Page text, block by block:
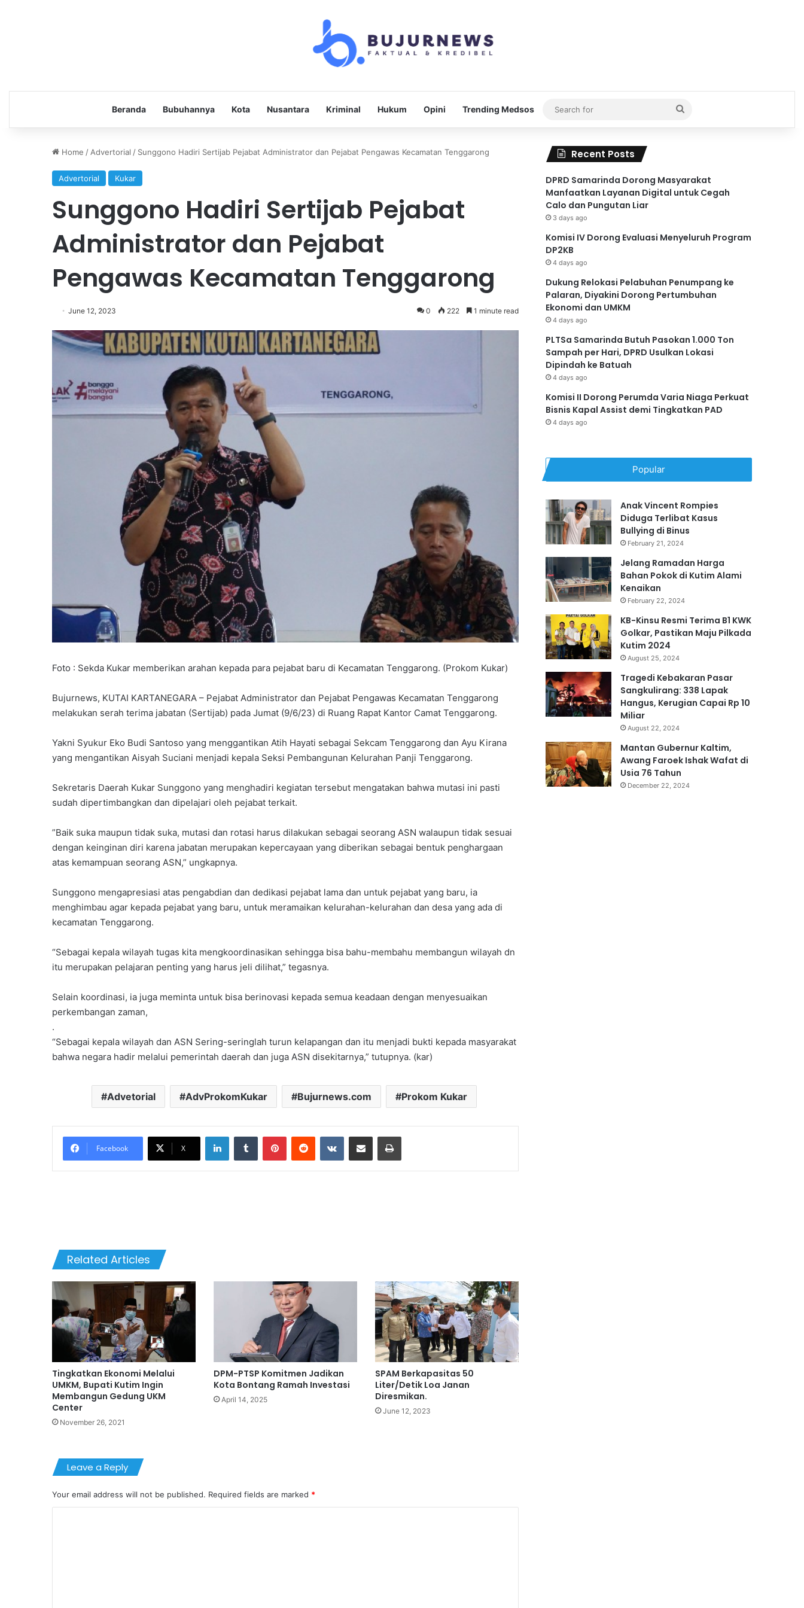
Beranda Bubuhannya Kota Nusantara Kriminal Hukum Opini Trending Medsos
Search
for
Home / Advertorial / Sunggono Hadiri Sertijab Pejabat Administrator dan Pejabat Pengawas Kecamatan Tenggarong
Advertorial Kukar
Sunggono Hadiri Sertijab Pejabat
Administrator dan Pejabat
Pengawas Kecamatan Tenggarong
June 12, 2023 0 222 1 minute read
Foto : Sekda Kukar memberikan arahan kepada para pejabat baru di Kecamatan Tenggarong. (Prokom Kukar)
Bujurnews, KUTAI KARTANEGARA – Pejabat Administrator dan Pejabat Pengawas Kecamatan Tenggarong
melakukan serah terima jabatan (Sertijab) pada Jumat (9/6/23) di Ruang Rapat Kantor Camat Tenggarong.
Yakni Syukur Eko Budi Santoso yang menggantikan Atih Hayati sebagai Sekcam Tenggarong dan Ayu Kirana
yang mengantikan Aisyah Suciani menjadi kepala Seksi Pembangunan Kelurahan Panji Tenggarong.
Sekretaris Daerah Kukar Sunggono yang menghadiri kegiatan tersebut mengatakan bahwa mutasi ini pasti
sudah dipertimbangkan dan dipelajari oleh pejabat terkait.
”Baik suka maupun tidak suka, mutasi dan rotasi harus dilakukan sebagai seorang ASN walaupun tidak sesuai
dengan keinginan diri karena jabatan merupakan kepercayaan yang diberikan sebagai bentuk penghargaan
atas kemampuan seorang ASN,” ungkapnya.
Sunggono mengapresiasi atas pengabdian dan dedikasi pejabat lama dan untuk pejabat yang baru, ia
menghimbau agar kepada pejabat yang baru, untuk meramaikan kelurahan-kelurahan dan desa yang ada di
kecamatan Tenggarong.
“Sebagai kepala wilayah tugas kita mengkoordinasikan sehingga bisa bahu-membahu membangun wilayah dn
itu merupakan pelajaran penting yang harus jeli dilihat,” tegasnya.
Selain koordinasi, ia juga meminta untuk bisa berinovasi kepada semua keadaan dengan menyesuaikan
perkembangan zaman,
.
“Sebagai kepala wilayah dan ASN Sering-seringlah turun kelapangan dan itu menjadi bukti kepada masyarakat
bahwa negara hadir melalui pemerintah daerah dan juga ASN disekitarnya,” tutupnya. (kar)
Advetorial AdvProkomKukar Bujurnews.com Prokom Kukar
Facebook X
LinkedInTumblr PinterestReddit VKontakteShare via Email Print
Related Articles
Tingkatkan Ekonomi Melalui
UMKM, Bupati Kutim Ingin
Membangun Gedung UKM
Center
November 26, 2021
DPM-PTSP Komitmen Jadikan
Kota Bontang Ramah Investasi
April 14, 2025
SPAM Berkapasitas 50
Liter/Detik Loa Janan
Diresmikan.
June 12, 2023
Leave a Reply
Your email address will not be published. Required fields are marked *
Recent Posts
DPRD Samarinda Dorong Masyarakat
Manfaatkan Layanan Digital untuk Cegah
Calo dan Pungutan Liar
3 days ago
Komisi IV Dorong Evaluasi Menyeluruh Program
DP2KB
4 days ago
Dukung Relokasi Pelabuhan Penumpang ke
Palaran, Diyakini Dorong Pertumbuhan
Ekonomi dan UMKM
4 days ago
PLTSa Samarinda Butuh Pasokan 1.000 Ton
Sampah per Hari, DPRD Usulkan Lokasi
Dipindah ke Batuah
4 days ago
Komisi II Dorong Perumda Varia Niaga Perkuat
Bisnis Kapal Assist demi Tingkatkan PAD
4 days ago
Popular
Anak Vincent Rompies
Diduga Terlibat Kasus
Bullying di Binus
February 21, 2024
Jelang Ramadan Harga
Bahan Pokok di Kutim Alami
Kenaikan
February 22, 2024
KB-Kinsu Resmi Terima B1 KWK
Golkar, Pastikan Maju Pilkada
Kutim 2024
August 25, 2024
Tragedi Kebakaran Pasar
Sangkulirang: 338 Lapak
Hangus, Kerugian Capai Rp 10
Miliar
August 22, 2024
Mantan Gubernur Kaltim,
Awang Faroek Ishak Wafat di
Usia 76 Tahun
December 22, 2024